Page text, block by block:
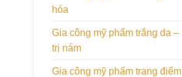
hóa
Gia công mỹ phẩm trắng da –
trị nám
Gia công mỹ phẩm trang điểm